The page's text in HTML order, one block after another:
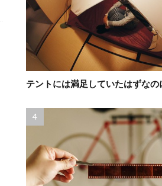
テントには満足していたはずなの